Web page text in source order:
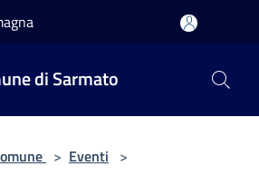
di Sarmato
> Eventi >